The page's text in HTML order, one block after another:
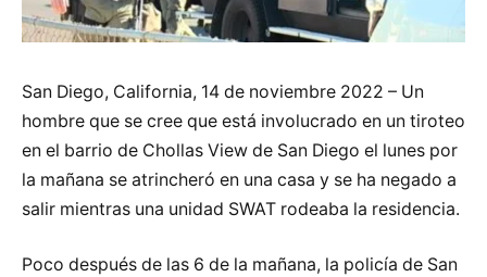
San Diego, California, 14 de noviembre 2022 – Un
hombre que se cree que está involucrado en un tiroteo
en el barrio de Chollas View de San Diego el lunes por
la mañana se atrincheró en una casa y se ha negado a
salir mientras una unidad SWAT rodeaba la residencia.
Poco después de las 6 de la mañana, la policía de San